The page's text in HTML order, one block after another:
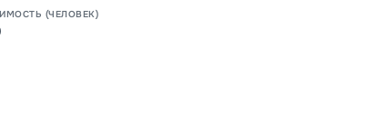
(ЧЕЛОВЕК)